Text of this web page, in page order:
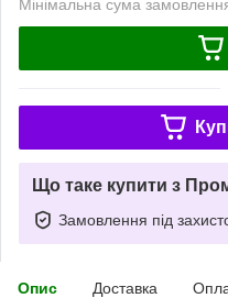
Мінімальна сума
Що таке купити з
Замовлення під
Опис Доставка